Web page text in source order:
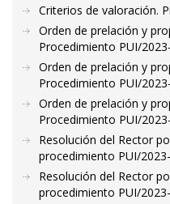
Criterios de valoración.
Orden de prelación y
Procedimiento PUI/
Orden de prelación y
Procedimiento PUI/
Orden de prelación y
Procedimiento PUI/
Resolución del Rector
procedimiento PUI/
Resolución del Rector
procedimiento PUI/